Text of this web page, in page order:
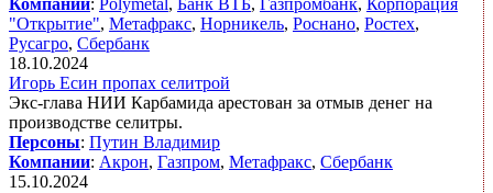
Компании: Polymetal, Банк ВТБ, Газпромбанк, Корпорация
"Открытие", Метафракс, Норникель, Роснано, Ростех,
Русагро, Сбербанк
18.10.2024
Игорь Есин пропах селитрой
Экс-глава НИИ Карбамида арестован за отмыв денег на
производстве селитры.
Персоны: Путин Владимир
Компании: Акрон, Газпром, Метафракс, Сбербанк
15.10.2024